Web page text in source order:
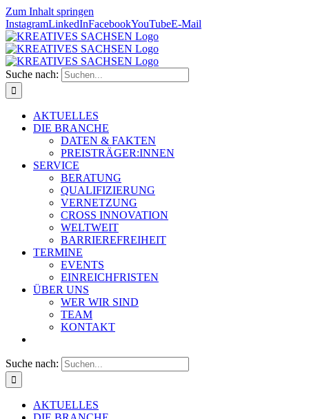
Zum Inhalt springen
InstagramLinkedInFacebookYouTubeE-Mail
Suche nach:
AKTUELLES
DIE BRANCHE
DATEN & FAKTEN
PREISTRÄGER:INNEN
SERVICE
BERATUNG
QUALIFIZIERUNG
VERNETZUNG
CROSS INNOVATION
WELTWEIT
BARRIEREFREIHEIT
TERMINE
EVENTS
EINREICHFRISTEN
ÜBER UNS
WER WIR SIND
TEAM
KONTAKT
Suche nach:
AKTUELLES